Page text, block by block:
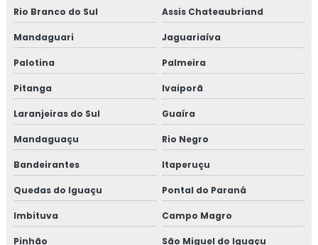
Rio Branco do Sul Assis Chateaubriand
Mandaguari Jaguariaíva
Palotina Palmeira
Pitanga Ivaiporã
Laranjeiras do Sul Guaíra
Mandaguaçu Rio Negro
Bandeirantes Itaperuçu
Quedas do Iguaçu Pontal do Paraná
Imbituva Campo Magro
Pinhão São Miguel do Iguaçu